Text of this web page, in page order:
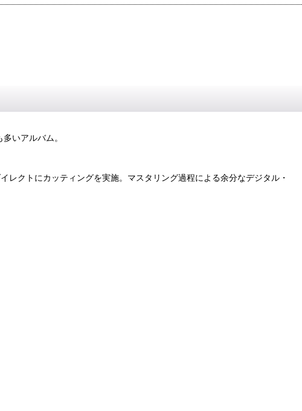
いアルバム。
クトにカッティングを実施。マスタリング過程による余分なデジタル・